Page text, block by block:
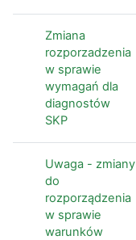
Zmiana
rozporzadzenia
w sprawie
wymagań dla
diagnostów
SKP
Uwaga - zmiany
do
rozporządzenia
w sprawie
warunków